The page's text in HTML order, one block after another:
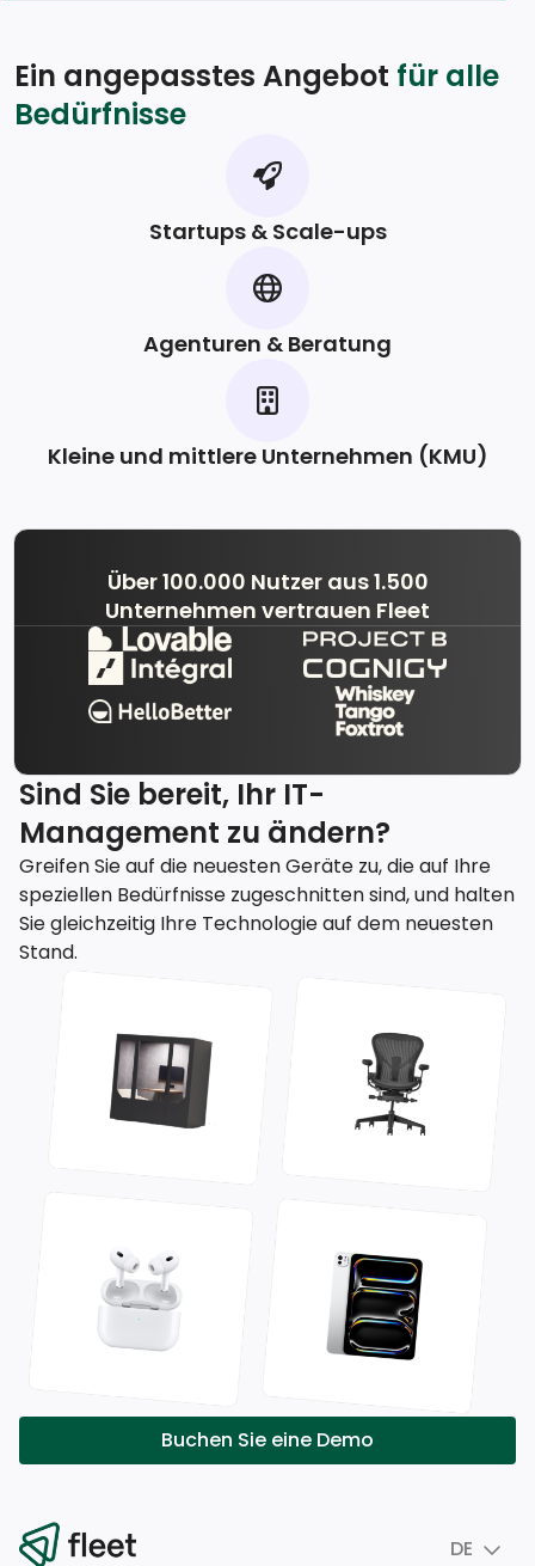
Ein angepasstes Angebot für alle
Bedürfnisse
Startups & Scale-ups
Agenturen & Beratung
Kleine und mittlere Unternehmen (KMU)
Über 100.000 Nutzer aus 1.500
Unternehmen vertrauen Fleet
Sind Sie bereit, Ihr IT-
Management zu ändern?
Greifen Sie auf die neuesten Geräte zu, die auf Ihre
speziellen Bedürfnisse zugeschnitten sind, und halten
Sie gleichzeitig Ihre Technologie auf dem neuesten
Stand.
Buchen Sie eine Demo
DE